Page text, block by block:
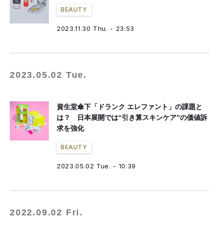
BEAUTY
2023.11.30 Thu. - 23:53
2023.05.02 Tue.
資生堂傘下「ドランク エレファント」の課題と
は？ 日本展開では“引き算スキンケア”の価値訴
求を強化
BEAUTY
2023.05.02 Tue. - 10:39
2022.09.02 Fri.